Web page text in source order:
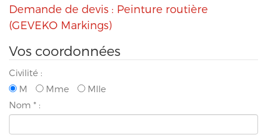
Demande de devis : Peinture routière
(GEVEKO Markings)
Vos coordonnées
Civilité :
M
Mme
Mlle
Nom * :